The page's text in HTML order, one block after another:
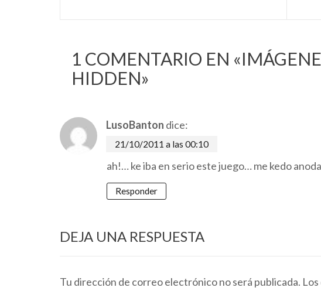
1 COMENTARIO EN «
HIDDEN»
LusoBanton dice:
21/10/2011 a las 00:10
ah!… ke iba en serio este juego… me kedo
Responder
DEJA UNA RESPUESTA
Tu dirección de correo electrónico no será publicada.